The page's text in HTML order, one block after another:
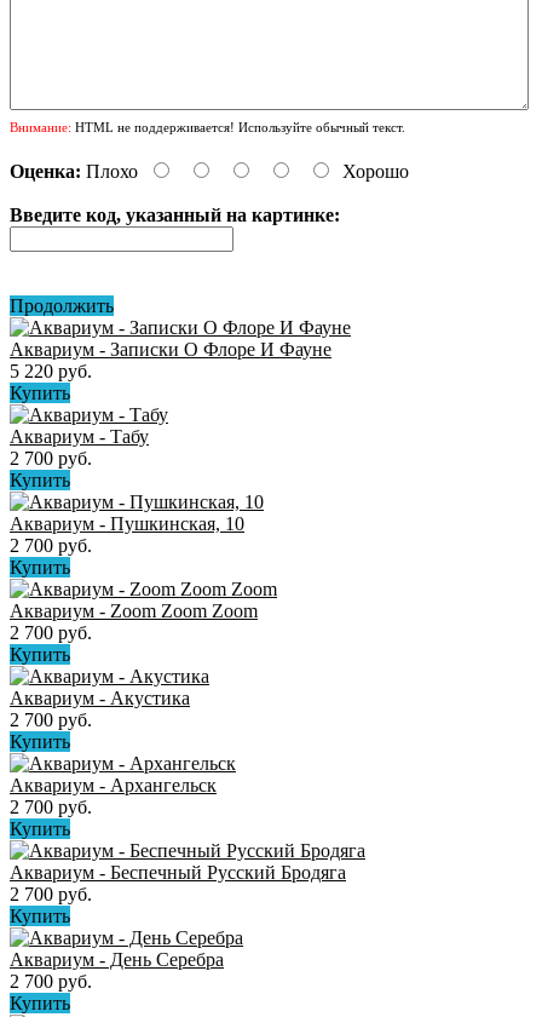
Внимание: HTML не поддерживается! Используйте обычный текст.
Оценка: Плохо Хорошо
Введите код, указанный на картинке:
Продолжить
Аквариум - Записки О Флоре И Фауне
5 220 руб.
Купить
Аквариум - Табу
2 700 руб.
Купить
Аквариум - Пушкинская, 10
2 700 руб.
Купить
Аквариум - Zoom Zoom Zoom
2 700 руб.
Купить
Аквариум - Акустика
2 700 руб.
Купить
Аквариум - Архангельск
2 700 руб.
Купить
Аквариум - Беспечный Русский Бродяга
2 700 руб.
Купить
Аквариум - День Серебра
2 700 руб.
Купить